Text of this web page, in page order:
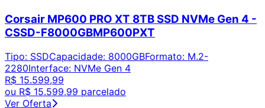
Corsair MP600 PRO XT 8TB SSD NVMe Gen 4 -
CSSD-F8000GBMP600PXT
Tipo: SSDCapacidade: 8000GBFormato: M.2-
2280Interface: NVMe Gen 4
R$ 15.599,99
ou R$ 15.599,99 parcelado
Ver Oferta